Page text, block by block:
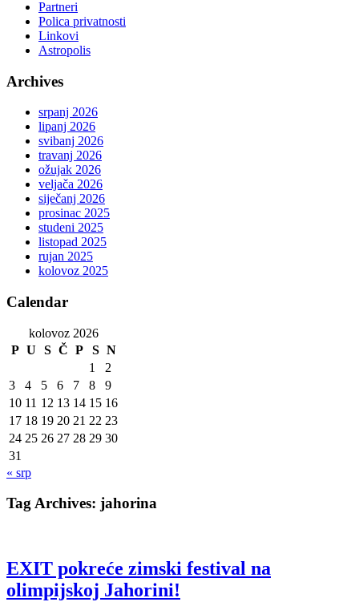
Partneri
Polica privatnosti
Linkovi
Astropolis
Archives
srpanj 2026
lipanj 2026
svibanj 2026
travanj 2026
ožujak 2026
veljača 2026
siječanj 2026
prosinac 2025
studeni 2025
listopad 2025
rujan 2025
kolovoz 2025
Calendar
kolovoz 2026
P U S Č P S N
1
2
3
4 5 6 7 8
9
10 11 12 13 14 15 16
17 18 19 20 21 22 23
24 25 26 27 28 29 30
31
« srp
Tag Archives: jahorina
EXIT pokreće zimski festival na
olimpijskoj Jahorini!